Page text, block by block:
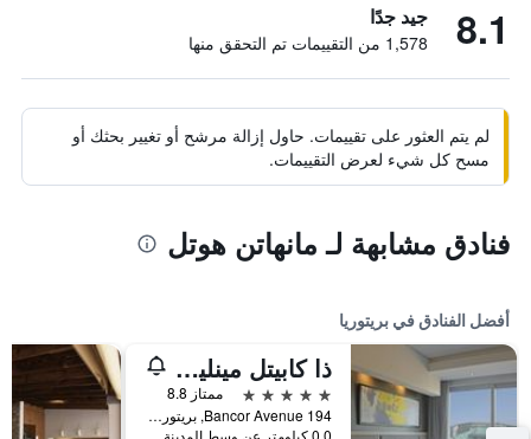
8.1 جيد جدًا
1,578 من التقييمات تم التحقق منها
لم يتم العثور على تقييمات. حاول إزالة مرشح أو تغيير بحثك أو
مسح كل شيء لعرض التقييمات.
فنادق مشابهة لـ مانهاتن هوتل
أفضل الفنادق في بريتوريا
ذا كابيتل مينلين مين
5 نجوم
ممتاز 8.8
194 Bancor Avenue, بريتوريا, محافظة غاوتينج, جنوب أفريقيا
0.0 كيلومتر عن وسط المدينة